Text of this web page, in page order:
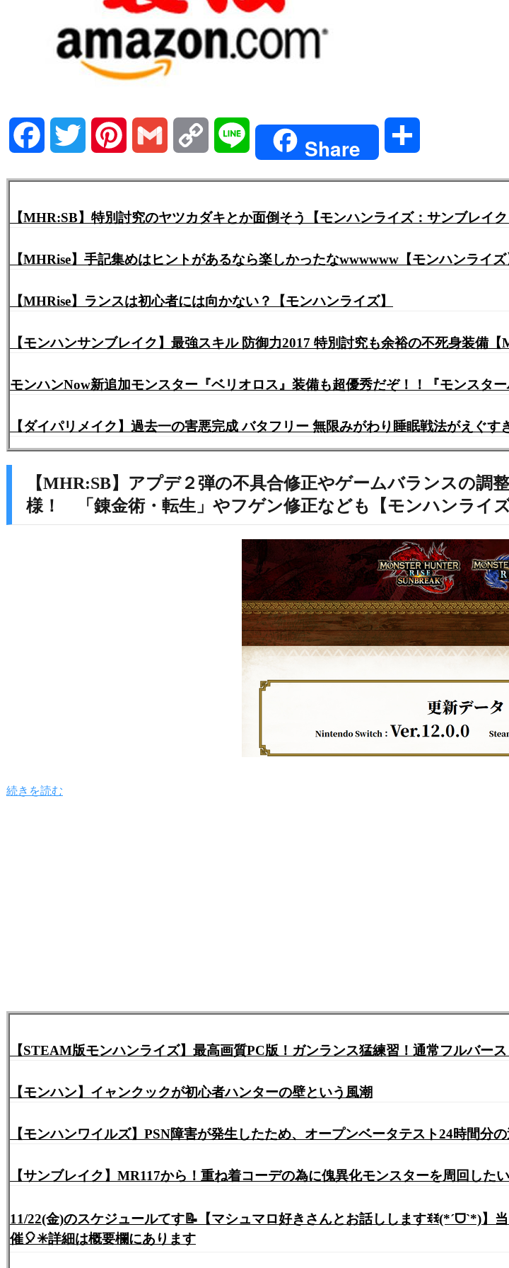
Facebook Twitter Pinterest Gmail Copy Share
【MHR:SB】特別討究のヤツカダキとか面倒そう【モンハンライズ：サンブレイク
【MHRise】手記集めはヒントがあるなら楽しかったなwwwwww【モンハンライズ
【MHRise】ランスは初心者には向かない？【モンハンライズ】
【モンハンサンブレイク】最強スキル 防御力2017 特別討究も余裕の不死身装備【
モンハンNow新追加モンスター『ベリオロス』装備も超優秀だぞ！！『モンスター
【ダイパリメイク】過去一の害悪完成 バタフリー 無限みがわり睡眠戦法がえぐす
【MHR:SB】アプデ２弾の不具合修正やゲームバランスの
様！ 「錬金術・転生」やフゲン修正なども【モンハンライズ
続きを読む
【STEAM版モンハンライズ】最高画質PC版！ガンランス猛練習！通常フルバー
【モンハン】イャンクックが初心者ハンターの壁という風潮
【モンハンワイルズ】PSN障害が発生したため、オープンベータテスト24時間分
【サンブレイク】MR117から！重ね着コーデの為に傀異化モンスターを周回した
11/22(金)のスケジュールてす📝【マシュマロ好きさんとお話ししますꉂꉂ(*´ᗜ`*)
催🎈✳️詳細は概要欄にあります